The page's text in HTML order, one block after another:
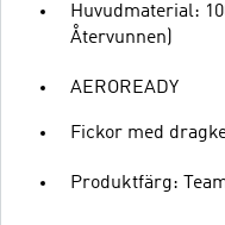
Huvudmaterial:
Återvunnen)
AEROREADY
Fickor med
Produktfärg: